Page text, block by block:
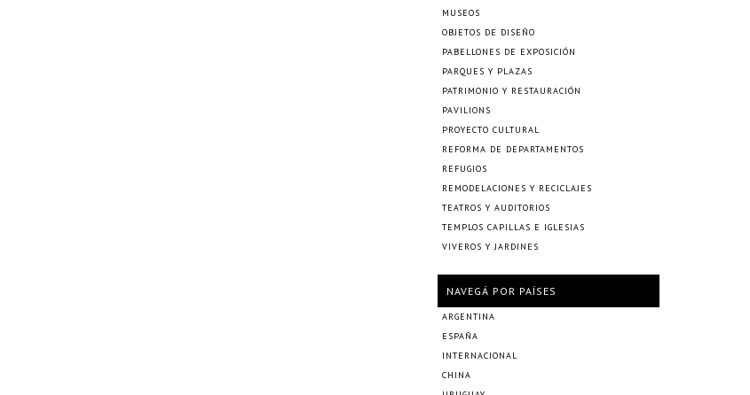
MUSEOS
OBJETOS DE DISEÑO
PABELLONES DE EXPOSICIÓN
PARQUES Y PLAZAS
PATRIMONIO Y RESTAURACIÓN
PAVILIONS
PROYECTO CULTURAL
REFORMA DE DEPARTAMENTOS
REFUGIOS
REMODELACIONES Y RECICLAJES
TEATROS Y AUDITORIOS
TEMPLOS CAPILLAS E IGLESIAS
VIVEROS Y JARDINES
NAVEGÁ POR PAÍSES
ARGENTINA
ESPAÑA
INTERNACIONAL
CHINA